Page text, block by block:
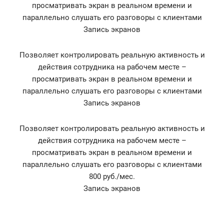
просматривать экран в реальном времени и
параллельно слушать его разговоры с клиентами
Запись экранов
Позволяет контролировать реальную активность и
действия сотрудника на рабочем месте –
просматривать экран в реальном времени и
параллельно слушать его разговоры с клиентами
Запись экранов
Позволяет контролировать реальную активность и
действия сотрудника на рабочем месте –
просматривать экран в реальном времени и
параллельно слушать его разговоры с клиентами
800 руб./мес.
Запись экранов